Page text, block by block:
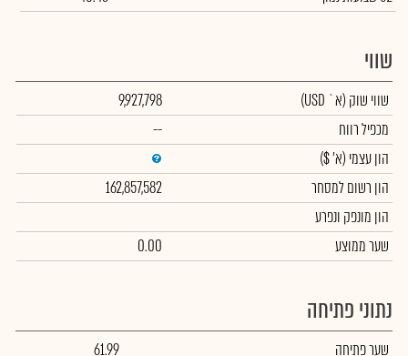
שווי
שווי שוק (א` USD)
9,927,798
מכפיל רווח
--
הון עצמי (א' $)
הון רשום למסחר
162,857,582
הון מונפק ונפרע
שער ממוצע
0.00
נתוני פתיחה
שער פתיחה 61.99